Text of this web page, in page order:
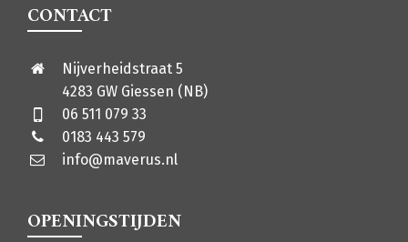
CONTACT
Nijverheidstraat 5
4283 GW Giessen (NB)
06 511 079 33
0183 443 579
info@maverus.nl
OPENINGSTIJDEN